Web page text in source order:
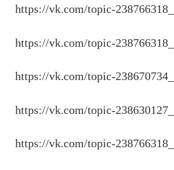
https://vk.com/topic-
https://vk.com/topic-
https://vk.com/topic-
https://vk.com/topic-
https://vk.com/topic-